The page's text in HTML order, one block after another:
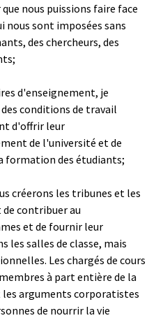
nous puissions faire face
nous sont imposées sans
des chercheurs, des
d'enseignement, je
conditions de travail
d'offrir leur
de l'université et de
formation des étudiants;
créerons les tribunes et les
contribuer au
et de fournir leur
les salles de classe, mais
Les chargés de cours
à part entière de la
arguments corporatistes
de nourrir la vie